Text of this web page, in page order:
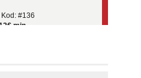
min
kada se oslobodi